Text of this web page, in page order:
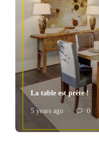
La table est prête !
5 years ago 0